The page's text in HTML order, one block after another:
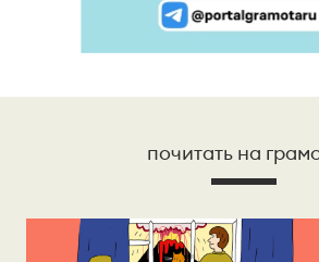
почитать на